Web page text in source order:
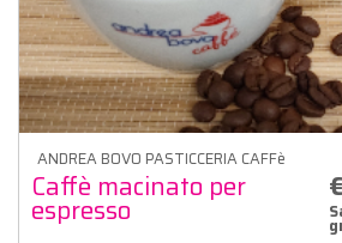
ANDREA BOVO PASTICCERIA CAFFè
Caffè macinato per
espresso